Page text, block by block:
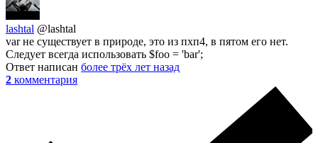
lashtal @lashtal
var не существует в природе, это из пхп4, в пятом его нет.
Следует всегда использовать $foo = 'bar';
Ответ написан более трёх лет назад
2 комментария